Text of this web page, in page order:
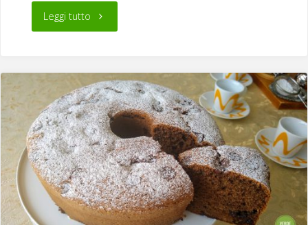
Leggi tutto"Torta
Nera"